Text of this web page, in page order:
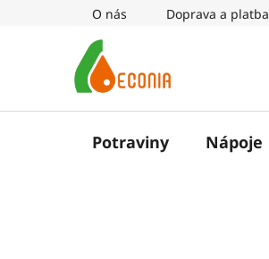
O nás Doprava a platba
Potraviny Nápoje